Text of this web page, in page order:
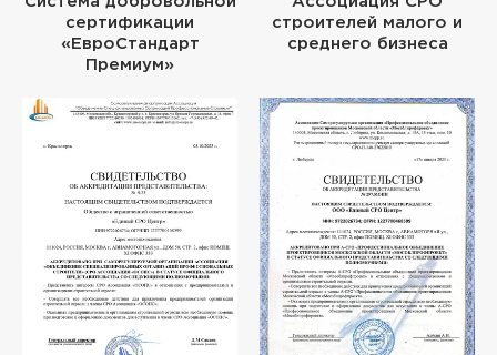
сертификации
«ЕвроСтандарт
Премиум»
строителей малого и
среднего бизнеса